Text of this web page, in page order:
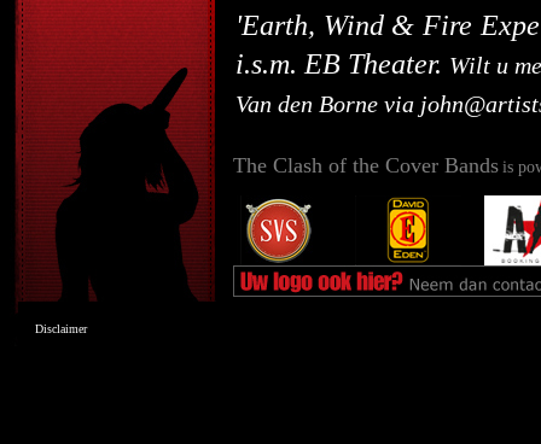
'Earth, Wind & Fire
i.s.m. EB Theater. Wilt u
Van den Borne via
The Clash of the Cover Bands is
Disclaimer